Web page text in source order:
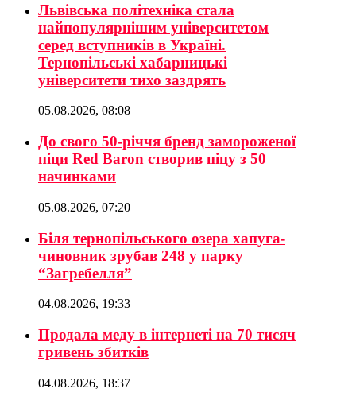
Львівська політехніка стала
найпопулярнішим університетом
серед вступників в Україні.
Тернопільські хабарницькі
університети тихо заздрять
05.08.2026, 08:08
До свого 50-річчя бренд замороженої
піци Red Baron створив піцу з 50
начинками
05.08.2026, 07:20
Біля тернопільського озера хапуга-
чиновник зрубав 248 у парку
“Загребелля”
04.08.2026, 19:33
Продала меду в інтернеті на 70 тисяч
гривень збитків
04.08.2026, 18:37